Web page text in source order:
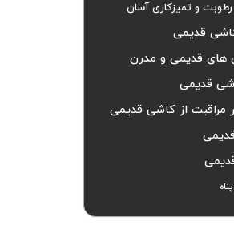
و تمیزکاری آسان
قدیمی
های قدیمی و مدرن
قدیمی
مراقبت از کاشی قدیمی